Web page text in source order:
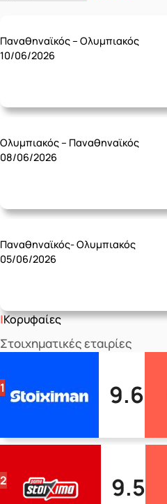
Παναθηναϊκός – Ολυμπιακός
10/06/2026
Ολυμπιακός – Παναθηναϊκός
08/06/2026
Παναθηναϊκός- Ολυμπιακός
05/06/2026
Κορυφαίες
Στοιχηματικές εταιρίες
1 9.6
2 9.5